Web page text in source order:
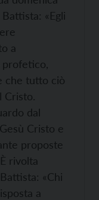
«Egli
a
che tutto ciò
Cristo.
dal
Cristo e
proposte
rivolta
«Chi
a